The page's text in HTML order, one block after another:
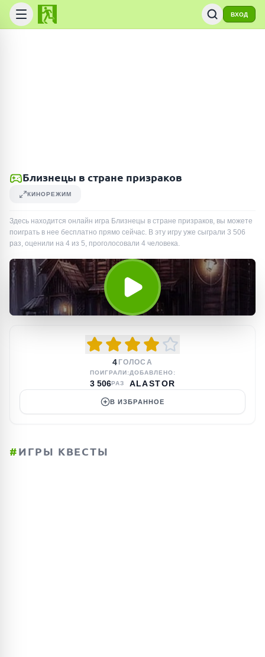
ВХОД
Близнецы в стране призраков
КИНОРЕЖИМ
Здесь находится онлайн игра Близнецы в стране призраков, вы можете
поиграть в нее бесплатно прямо сейчас. В эту игру уже сыграли 3 506
раз, оценили на 4 из 5, проголосовали 4 человека.
4 ГОЛОСА
ПОИГРАЛИ:
3 506РАЗ
ДОБАВЛЕНО:
ALASTOR
В ИЗБРАННОЕ
#ИГРЫ КВЕСТЫ